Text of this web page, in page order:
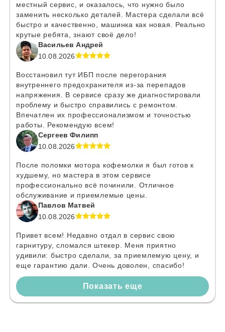
местный сервис, и оказалось, что нужно было
заменить несколько деталей. Мастера сделали всё
быстро и качественно, машинка как новая. Реально
крутые ребята, знают своё дело!
Васильев Андрей
10.08.2026
Восстановил тут ИБП после перегорания
внутреннего предохранителя из-за перепадов
напряжения. В сервисе сразу же диагностировали
проблему и быстро справились с ремонтом.
Впечатлен их профессионализмом и точностью
работы. Рекомендую всем!
Сергеев Филипп
10.08.2026
После поломки мотора кофемолки я был готов к
худшему, но мастера в этом сервисе
профессионально всё починили. Отличное
обслуживание и приемлемые цены.
Павлов Матвей
10.08.2026
Привет всем! Недавно отдал в сервис свою
гарнитуру, сломался штекер. Меня приятно
удивили: быстро сделали, за приемлемую цену, и
еще гарантию дали. Очень доволен, спасибо!
Показать еще